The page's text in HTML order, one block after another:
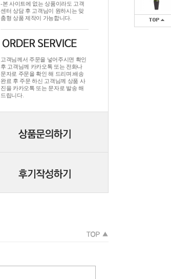
-본 사이트에 없는 상품이라도 고객
센터 상담 후 고객님이 원하시는 맞
춤형 상품 제작이 가능합니다.
고객님께서 주문을 넣어주시면 확인
후 고객님께 카카오톡 또는 전화나
문자로 주문을 확인 해 드리며.배송
완료 후 주문 하신 고객님께 상품 사
진을 카카오톡 또는 문자로 발송 해
드립니다.